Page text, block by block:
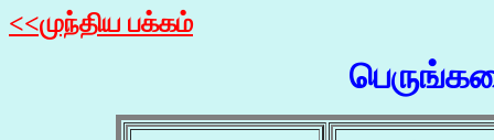
<<முந்திய பக்கம்